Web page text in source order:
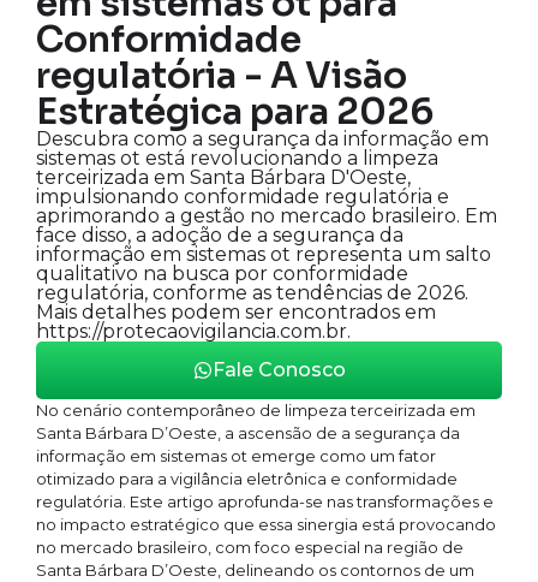
Conformidade
regulatória - A Visão
Estratégica para 2026
Descubra como a segurança da informação em
sistemas ot está revolucionando a limpeza
terceirizada em Santa Bárbara D'Oeste,
impulsionando conformidade regulatória e
aprimorando a gestão no mercado brasileiro. Em
face disso, a adoção de a segurança da
informação em sistemas ot representa um salto
qualitativo na busca por conformidade
regulatória, conforme as tendências de 2026.
Mais detalhes podem ser encontrados em
https://protecaovigilancia.com.br.
Fale Conosco
No cenário contemporâneo de limpeza terceirizada em
Santa Bárbara D’Oeste, a ascensão de a segurança da
informação em sistemas ot emerge como um fator
otimizado para a vigilância eletrônica e conformidade
regulatória. Este artigo aprofunda-se nas transformações e
no impacto estratégico que essa sinergia está provocando
no mercado brasileiro, com foco especial na região de
Santa Bárbara D’Oeste, delineando os contornos de um